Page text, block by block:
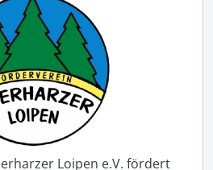
Loipen e.V. fördert